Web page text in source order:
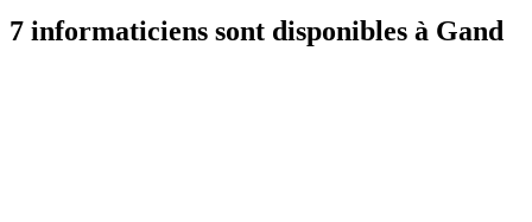
7 informaticiens sont disponibles à Gand